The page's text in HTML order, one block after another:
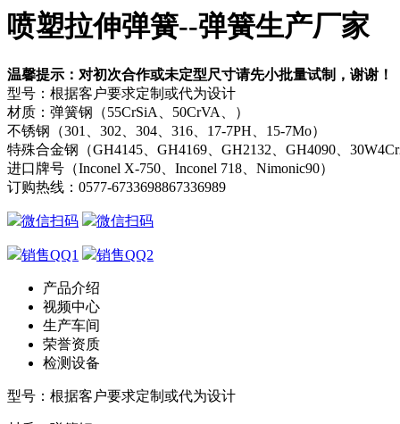
喷塑拉伸弹簧--弹簧生产厂家
温馨提示：对初次合作或未定型尺寸请先小批量试制，谢谢！
型号：根据客户要求定制或代为设计
材质：弹簧钢（55CrSiA、50CrVA、）
不锈钢（301、302、304、316、17-7PH、15-7Mo）
特殊合金钢（GH4145、GH4169、GH2132、GH4090、
进口牌号（Inconel X-750、Inconel 718、Nimonic90）
订购热线： 0577-6733698867336989
微信扫码 微信扫码
销售QQ1 销售QQ2
产品介绍
视频中心
生产车间
荣誉资质
检测设备
型号：根据客户要求定制或代为设计